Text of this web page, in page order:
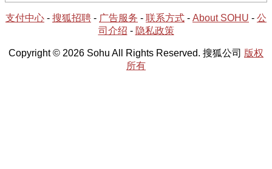
支付中心 - 搜狐招聘 - 广告服务 - 联系方式 - About SOHU - 公
司介绍 - 隐私政策
Copyright © 2026 Sohu All Rights Reserved. 搜狐公司 版权
所有